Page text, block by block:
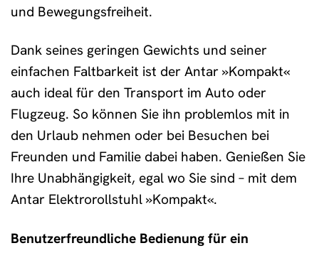
und Bewegungsfreiheit.
Dank seines geringen Gewichts und seiner
einfachen Faltbarkeit ist der Antar »Kompakt«
auch ideal für den Transport im Auto oder
Flugzeug. So können Sie ihn problemlos mit in
den Urlaub nehmen oder bei Besuchen bei
Freunden und Familie dabei haben. Genießen Sie
Ihre Unabhängigkeit, egal wo Sie sind – mit dem
Antar Elektrorollstuhl »Kompakt«.
Benutzerfreundliche Bedienung für ein